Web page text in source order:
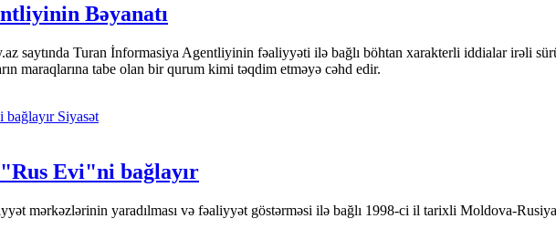
Bəyanatı
saytında Turan İnformasiya Agentliyinin fəaliyyəti ilə bağlı böhtan xarakterli iddialar irəli
maraqlarına tabe olan bir qurum kimi təqdim etməyə cəhd edir.
Siyasət
Evi"ni bağlayır
mərkəzlərinin yaradılması və fəaliyyət göstərməsi ilə bağlı 1998-ci il tarixli Moldova-